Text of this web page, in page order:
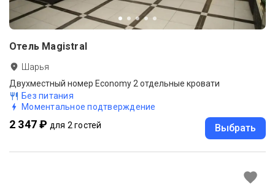
Отель Magistral
Шарья
Двухместный номер Economy 2 отдельные кровати
Без питания
Моментальное подтверждение
2 347 ₽ для 2 гостей Выбрать